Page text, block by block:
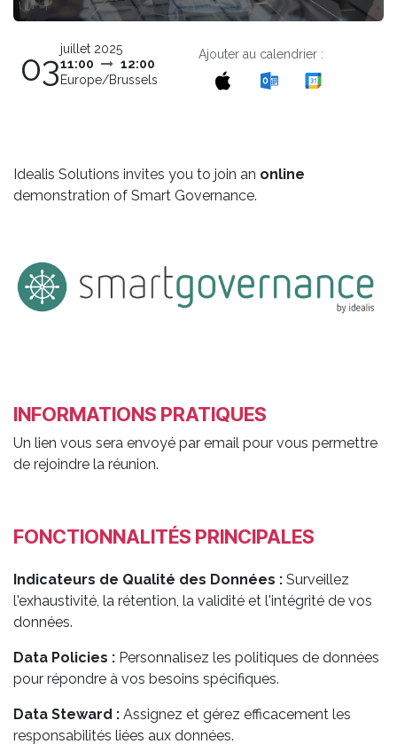
03juillet 2025
11:00
12:00
Europe/Brussels
Ajouter au calendrier :
Idealis Solutions invites you to join an online
demonstration of Smart Governance.
INFORMATIONS PRATIQUES
Un lien vous sera envoyé par email pour vous permettre
de rejoindre la réunion.
FONCTIONNALITÉS PRINCIPALES
Indicateurs de Qualité des Données : Surveillez
l'exhaustivité, la rétention, la validité et l'intégrité de vos
données.
Data Policies : Personnalisez les politiques de données
pour répondre à vos besoins spécifiques.
Data Steward : Assignez et gérez efficacement les
responsabilités liées aux données.